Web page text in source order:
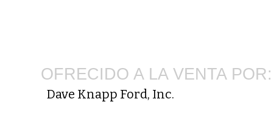
OFRECIDO A LA VENTA POR:
Dave Knapp Ford, Inc.